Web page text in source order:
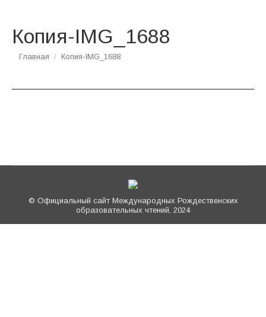
Копия-IMG_1688
Вы здесь:
Главная Копия-IMG_1688
© Официальный сайт Международных Рождественских
образовательных чтений, 2024